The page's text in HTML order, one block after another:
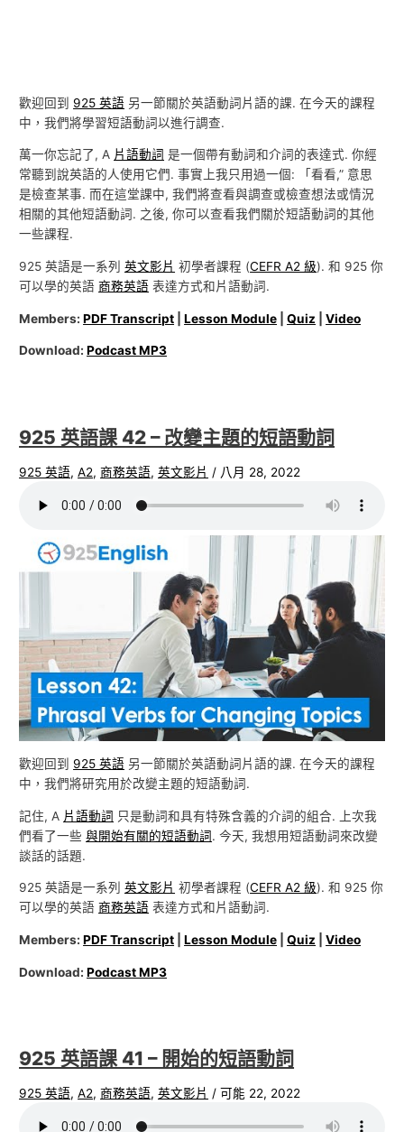
歡迎回到 925 英語 另一節關於英語動詞片語的課. 在今天的課程
中，我們將學習短語動詞以進行調查.
萬一你忘記了, A 片語動詞 是一個帶有動詞和介詞的表達式. 你經
常聽到說英語的人使用它們. 事實上我只用過一個: 「看看,” 意思
是檢查某事. 而在這堂課中, 我們將查看與調查或檢查想法或情況
相關的其他短語動詞. 之後, 你可以查看我們關於短語動詞的其他
一些課程.
925 英語是一系列英文影片 初學者課程 (CEFR A2 級). 和 925 你
可以學的英語商務英語 表達方式和片語動詞.
Members:PDF Transcript |Lesson Module |Quiz |Video
Download:Podcast MP3
925 英語課 42 – 改變主題的短語動詞
925 英語,A2,商務英語,英文影片 / 八月 28, 2022
歡迎回到 925 英語 另一節關於英語動詞片語的課. 在今天的課程
中，我們將研究用於改變主題的短語動詞.
記住, A 片語動詞 只是動詞和具有特殊含義的介詞的組合. 上次我
們看了一些與開始有關的短語動詞. 今天, 我想用短語動詞來改變
談話的話題.
925 英語是一系列英文影片 初學者課程 (CEFR A2 級). 和 925 你
可以學的英語商務英語 表達方式和片語動詞.
Members:PDF Transcript |Lesson Module |Quiz |Video
Download:Podcast MP3
925 英語課 41 – 開始的短語動詞
925 英語,A2,商務英語,英文影片 /可能 22, 2022